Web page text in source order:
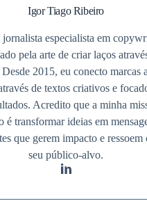
Igor Tiago Ribeiro
jornalista especialista em
pela arte de criar laços
2015, eu conecto marcas
de textos criativos e
Acredito que a minha
é transformar ideias em
que gerem impacto e ressoem
seu público-alvo.